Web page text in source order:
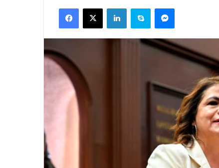
Facebook
X LinkedInSkype Messenger